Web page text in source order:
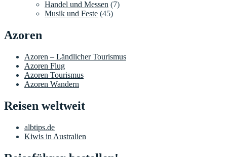
Handel und Messen (7)
Musik und Feste (45)
Azoren
Azoren – Ländlicher Tourismus
Azoren Flug
Azoren Tourismus
Azoren Wandern
Reisen weltweit
albtips.de
Kiwis in Australien